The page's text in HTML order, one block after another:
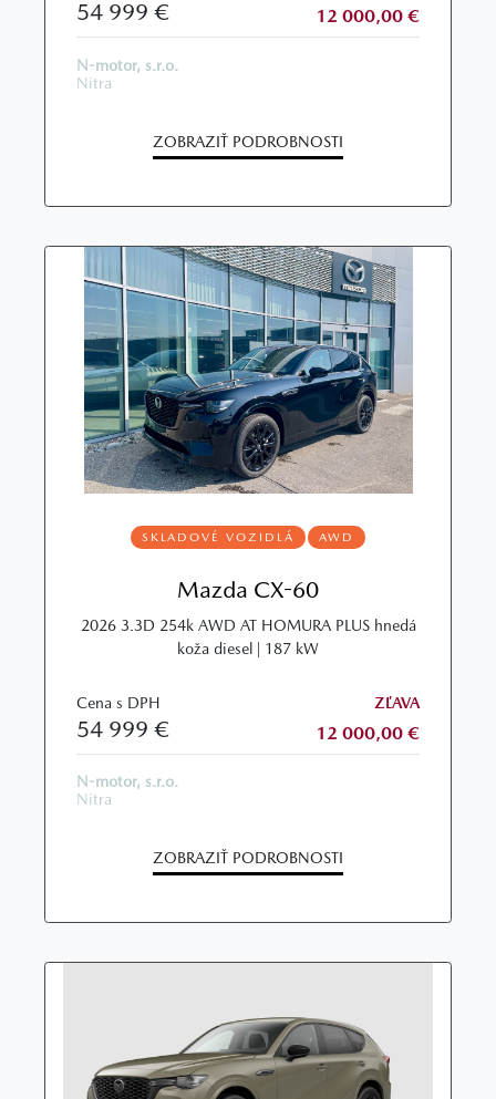
54 999 € 12 000,00 €
N-motor, s.r.o.
Nitra
ZOBRAZIŤ PODROBNOSTI
SKLADOVÉ VOZIDLÁ AWD
Mazda CX-60
2026 3.3D 254k AWD AT HOMURA PLUS hnedá
koža diesel | 187 kW
Cena s DPH
54 999 €
ZĽAVA
12 000,00 €
N-motor, s.r.o.
Nitra
ZOBRAZIŤ PODROBNOSTI